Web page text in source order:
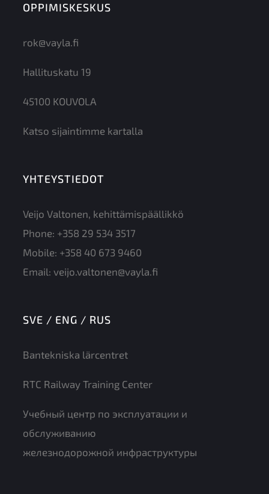
OPPIMISKESKUS
rok@vayla.fi
Hallituskatu 19
45100 KOUVOLA
Katso sijaintimme kartalla
YHTEYSTIEDOT
Veijo Valtonen, kehittämispäällikkö
Phone: +358 29 534 3517
Mobile: +358 40 673 9460
Email: veijo.valtonen@vayla.fi
SVE / ENG / RUS
Bantekniska lärcentret
RTC Railway Training Center
Учебный центр по эксплуатации и
обслуживанию
железнодорожной инфраструктуры